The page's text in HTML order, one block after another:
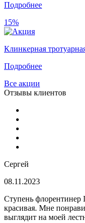
Подробнее
15%
Клинкерная
Подробнее
Все акции
Отзывы клиентов
Сергей
08.11.2023
Ступень флорентинер
красивая. Мне
выглядит на моей